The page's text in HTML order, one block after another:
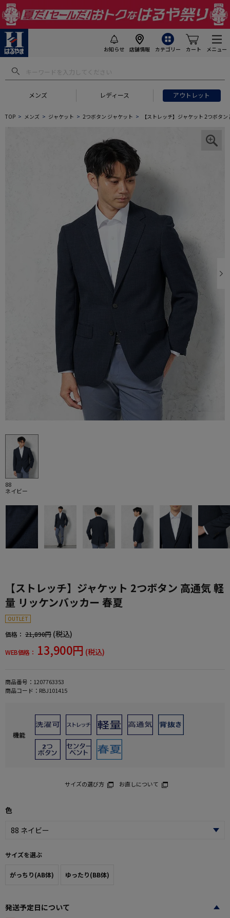
お知らせ 店舗情報 カテゴリー カート メニュー
メンズ レディース アウトレット
TOP メンズ ジャケット 2つボタン ジャケット 【ストレッチ】ジャケット 2つボタ
88
ネイビー
【ストレッチ】ジャケット 2つボタン 高通気 軽
量 リッケンバッカー 春夏
OUTLET
価格： 21,890円 (税込)
WEB価格： 13,900円 (税込)
商品番号： 1207763353
商品コード： RBJ101415
機能
サイズの選び方 お直しについて
色
サイズを選ぶ
がっちり(AB体) ゆったり(BB体)
発送予定日について